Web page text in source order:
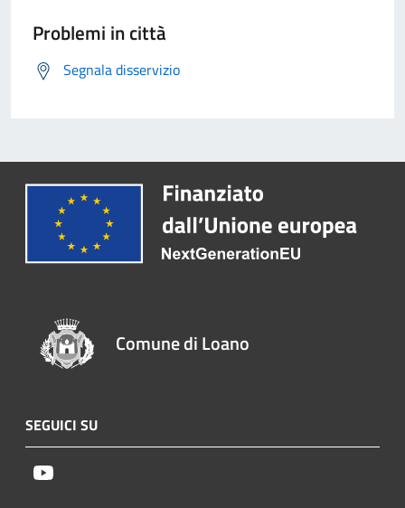
Problemi in città
Segnala disservizio
Comune di Loano
SEGUICI SU